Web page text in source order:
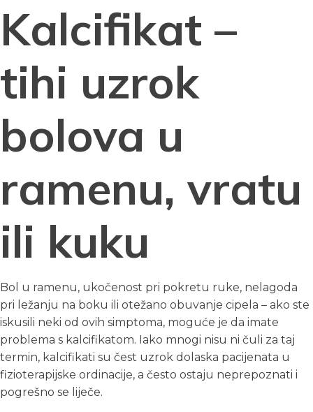
Kalcifikat –
tihi uzrok
bolova u
ramenu, vratu
ili kuku
Bol u ramenu, ukočenost pri pokretu ruke, nelagoda
pri ležanju na boku ili otežano obuvanje cipela – ako ste
iskusili neki od ovih simptoma, moguće je da imate
problema s kalcifikatom. Iako mnogi nisu ni čuli za taj
termin, kalcifikati su čest uzrok dolaska pacijenata u
fizioterapijske ordinacije, a često ostaju neprepoznati i
pogrešno se liječe.